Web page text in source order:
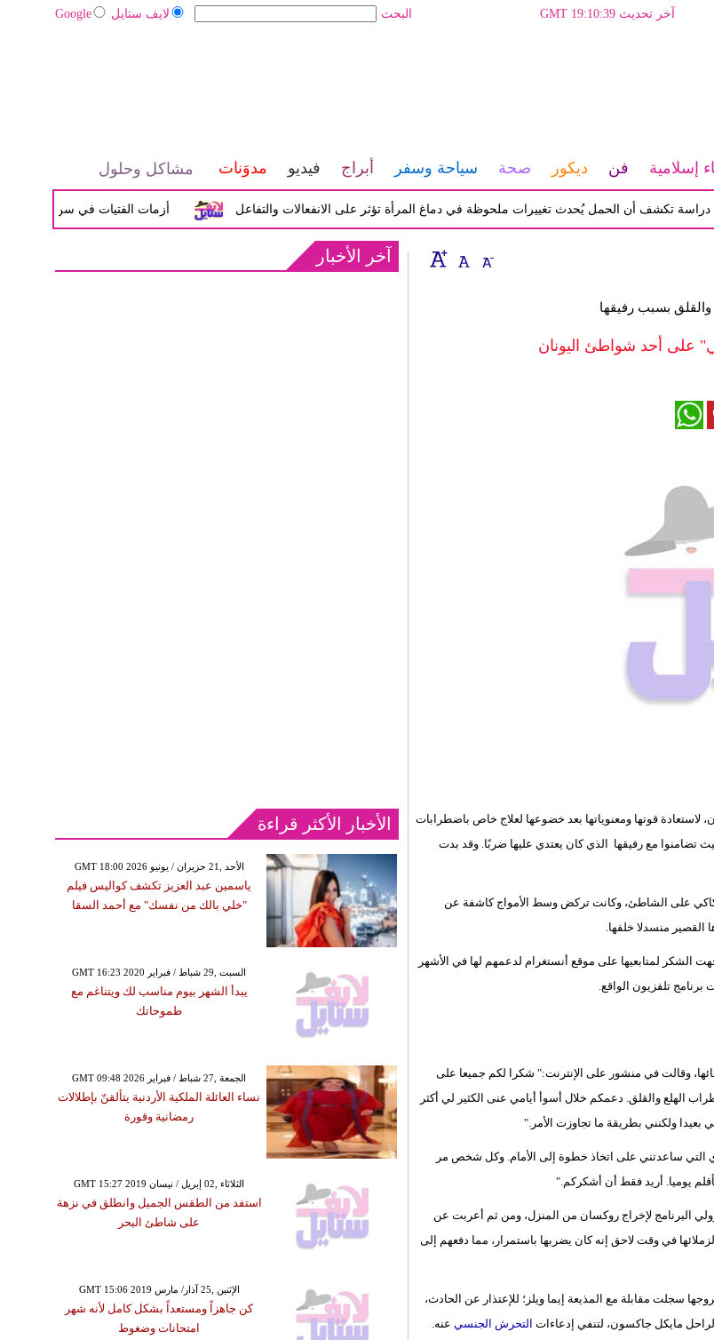
لايف ستايل Google البحث آخر تحديث GMT 19:10:39
إسلامية فن ديكور صحة سياحة وسفر أبراج فيديو مدوَنات مشاكل وحلول
أزمات الفتيات في سن المراهقة بين تكشف أن الحمل يُحدث تغييرات ملحوظة في دماغ المرأة تؤثر على الانفعالات والتفاعل
بسبب رفيقها
على أحد شواطئ اليونان
قوتها ومعنوياتها بعد خضوعها لعلاج خاص باضطرابات
تضامنوا مع رفيقها الذي كان يعتدي عليها ضربًا. وقد بدت
على الشاطئ، وكانت تركض وسط الأمواج كاشفة عن
منسدلا خلفها.
لمتابعيها على موقع أنستغرام لدعمهم لها في الأشهر
برنامج تلفزيون الواقع.
وقالت في منشور على الإنترنت:" شكرا لكم جميعا على
الهلع والقلق. دعمكم خلال أسوأ أيامي عنى الكثير لي أكثر
ولكنني بطريقة ما تجاوزت الأمر."
التي ساعدتني على اتخاذ خطوة إلى الأمام. وكل شخص مر
يوميا. أريد فقط أن أشكركم."
البرنامج لإخراج روكسان من المنزل، ومن ثم أعربت عن
في وقت لاحق إنه كان يضربها باستمرار، مما دفعهم إلى
سجلت مقابلة مع المذيعة إيما ويلز؛ للإعتذار عن الحادث،
مايكل جاكسون، لتنفي إدعاءات التحرش الجنسي عنه.
آخر الأخبار
الأخبار الأكثر قراءة
GMT 18:00 2026 الأحد ,21 حزيران / يونيو
ياسمين عبد العزيز تكشف كواليس فيلم
"خلي بالك من نفسك" مع أحمد السقا
GMT 16:23 2020 السبت ,29 شباط / فبراير
يبدأ الشهر بيوم مناسب لك ويتناغم مع
طموحاتك
GMT 09:48 2026 الجمعة ,27 شباط / فبراير
نساء العائلة الملكية الأردنية يتألقنّ بإطلالات
رمضانية وقورة
GMT 15:27 2019 الثلاثاء ,02 إبريل / نيسان
استفد من الطقس الجميل وانطلق في نزهة
على شاطئ البحر
GMT 15:06 2019 الإثنين ,25 آذار/ مارس
كن جاهزاً ومستعداً بشكل كامل لأنه شهر
امتحانات وضغوط